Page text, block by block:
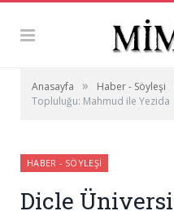
Anasayfa » Haber - Söyleşi
Topluluğu: Mahmud ile Yezida
HABER - SÖYLEŞI
Dicle